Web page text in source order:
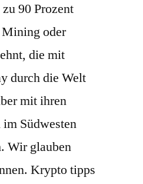
90 Prozent
Mining oder
die mit
durch die Welt
mit ihren
Südwesten
Wir glauben
Krypto tipps